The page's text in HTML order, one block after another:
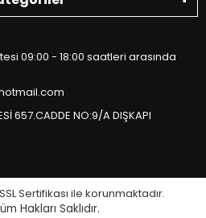
09:00 - 18:00 saatleri arasında
657.CADDE NO:9/A DIŞKAPI
Sertifikası ile korunmaktadır.
Hakları Saklıdır.